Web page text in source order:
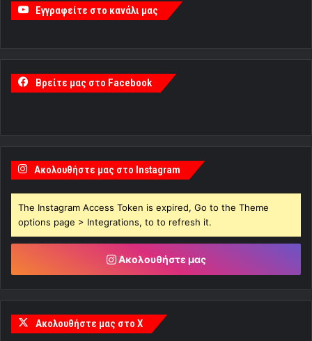
Εγγραφείτε στο κανάλι μας
Βρείτε μας στο Facebook
Ακολουθήστε μας στο Instagram
The Instagram Access Token is expired, Go to the Theme
options page > Integrations, to to refresh it.
Ακολουθήστε μας
Ακολουθήστε μας στο X